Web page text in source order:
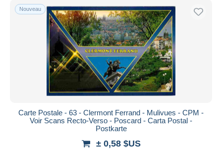
Nouveau
Carte Postale - 63 - Clermont Ferrand - Mulivues - CPM -
Voir Scans Recto-Verso - Poscard - Carta Postal -
Postkarte
± 0,58 $US